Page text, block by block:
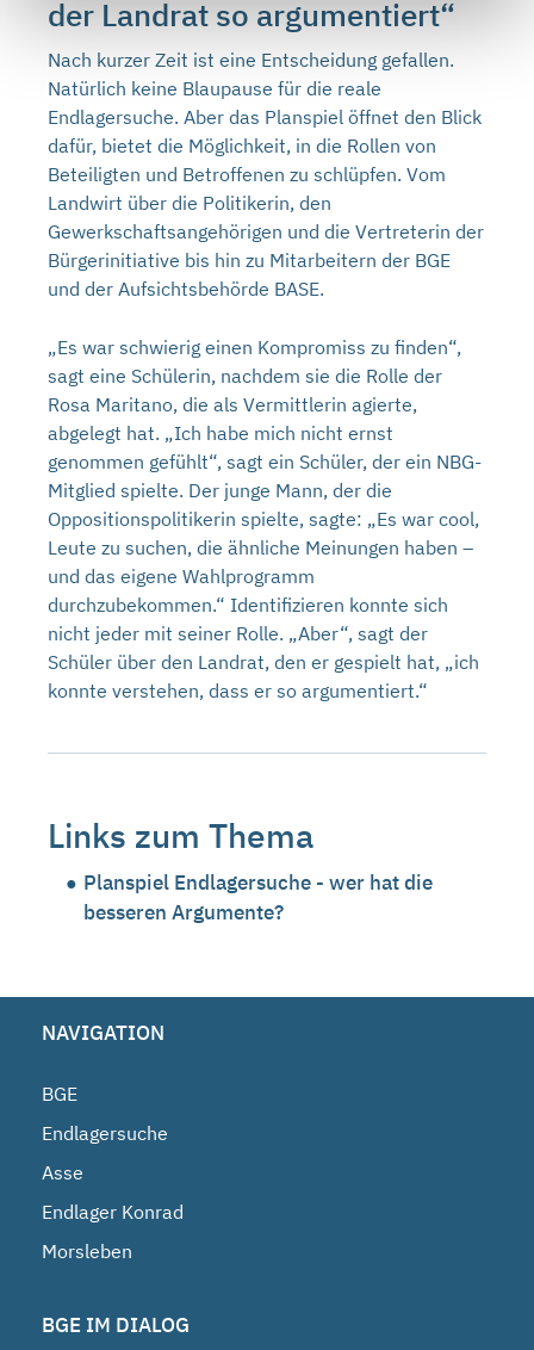
der Landrat so argumentiert“
Nach kurzer Zeit ist eine Entscheidung gefallen.
Natürlich keine Blaupause für die reale
Endlagersuche. Aber das Planspiel öffnet den Blick
dafür, bietet die Möglichkeit, in die Rollen von
Beteiligten und Betroffenen zu schlüpfen. Vom
Landwirt über die Politikerin, den
Gewerkschaftsangehörigen und die Vertreterin der
Bürgerinitiative bis hin zu Mitarbeitern der BGE
und der Aufsichtsbehörde BASE.
„Es war schwierig einen Kompromiss zu finden“,
sagt eine Schülerin, nachdem sie die Rolle der
Rosa Maritano, die als Vermittlerin agierte,
abgelegt hat. „Ich habe mich nicht ernst
genommen gefühlt“, sagt ein Schüler, der ein NBG-
Mitglied spielte. Der junge Mann, der die
Oppositionspolitikerin spielte, sagte: „Es war cool,
Leute zu suchen, die ähnliche Meinungen haben –
und das eigene Wahlprogramm
durchzubekommen.“ Identifizieren konnte sich
nicht jeder mit seiner Rolle. „Aber“, sagt der
Schüler über den Landrat, den er gespielt hat, „ich
konnte verstehen, dass er so argumentiert.“
Links zum Thema
Planspiel Endlagersuche - wer hat die
besseren Argumente?
NAVIGATION
BGE
Endlagersuche
Asse
Endlager Konrad
Morsleben
BGE IM DIALOG